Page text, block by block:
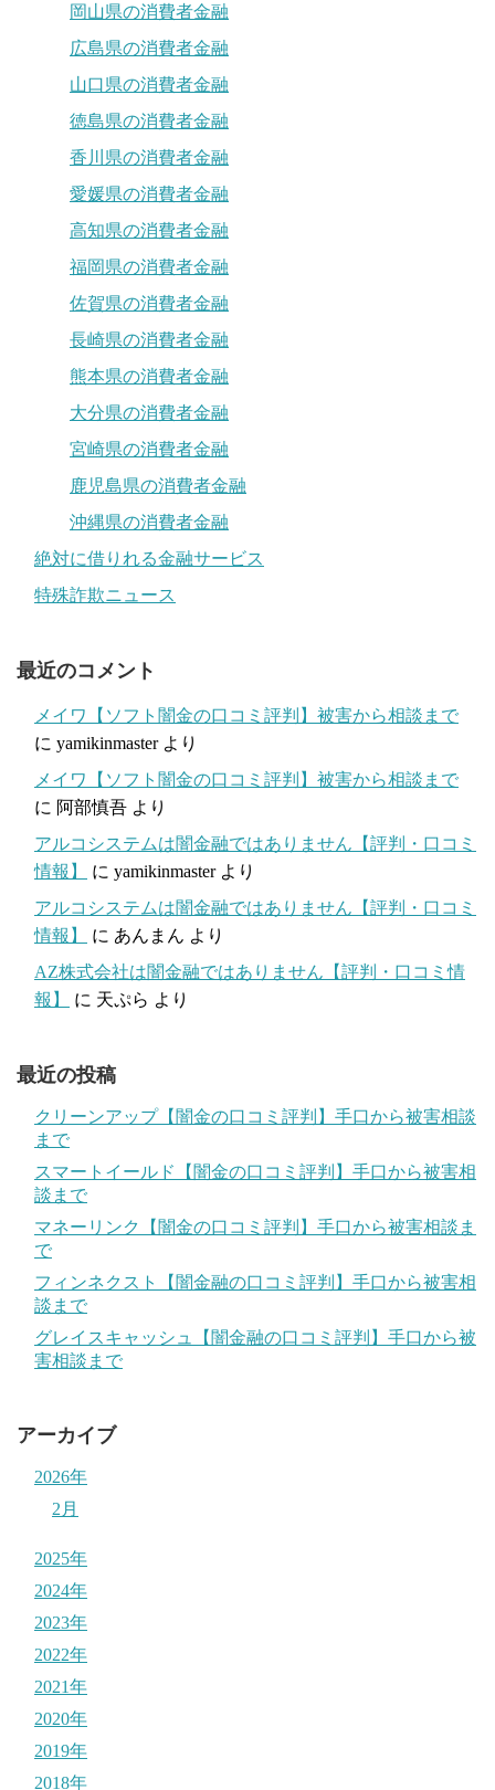
岡山県の消費者金融
広島県の消費者金融
山口県の消費者金融
徳島県の消費者金融
香川県の消費者金融
愛媛県の消費者金融
高知県の消費者金融
福岡県の消費者金融
佐賀県の消費者金融
長崎県の消費者金融
熊本県の消費者金融
大分県の消費者金融
宮崎県の消費者金融
鹿児島県の消費者金融
沖縄県の消費者金融
絶対に借りれる金融サービス
特殊詐欺ニュース
最近のコメント
メイワ【ソフト闇金の口コミ評判】被害から相談まで
に yamikinmasterより
メイワ【ソフト闇金の口コミ評判】被害から相談まで
に 阿部慎吾 より
アルコシステムは闇金融ではありません【評判・口コミ
情報】
に yamikinmasterより
アルコシステムは闇金融ではありません【評判・口コミ
情報】
に あんまん より
AZ株式会社は闇金融ではありません【評判・口コミ情
報】
に 天ぷら より
最近の投稿
クリーンアップ【闇金の口コミ評判】手口から被害相談
まで
スマートイールド【闇金の口コミ評判】手口から被害相
談まで
マネーリンク【闇金の口コミ評判】手口から被害相談ま
で
フィンネクスト【闇金融の口コミ評判】手口から被害相
談まで
グレイスキャッシュ【闇金融の口コミ評判】手口から被
害相談まで
アーカイブ
2026年
2月
2025年
2024年
2023年
2022年
2021年
2020年
2019年
2018年